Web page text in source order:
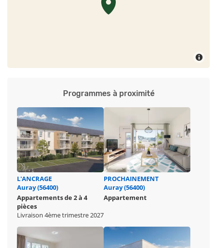
Programmes à proximité
L'ANCRAGE
Auray (56400)
Appartements de 2 à 4
pièces
Livraison 4ème trimestre 2027
PROCHAINEMENT
Auray (56400)
Appartement